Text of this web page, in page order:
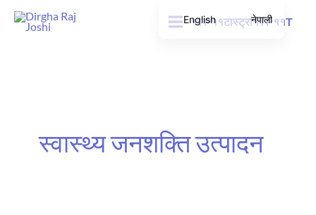
सामग्रीमा
जानुहोस्
१TP११टास्ट्रा१TP११T
स्वास्थ्य जनशक्ति उत्पादन
English नेपाली